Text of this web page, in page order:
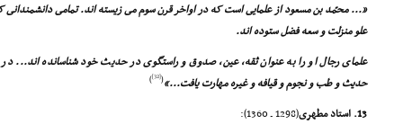
«... محمّد بن مسعود از علمایى است که در اواخر قرن سوم مى زیسته اند. تمامى دانشمندانى
علو منزلت و سعه فضل ستوده اند.
علماى رجال او را به عنوان ثقه، عین، صدوق و راستگوى در حدیث خود شناسانده اند...
حدیث و طب و نجوم و قیافه و غیره مهارت یافت...»(
[32]
)
13. استاد مطهرى
(1298 ـ 1360):